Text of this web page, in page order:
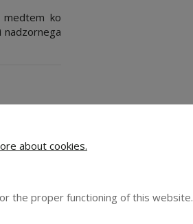
medtem ko
nadzornega
about cookies.
the proper functioning of this website.